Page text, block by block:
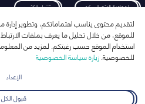
لمعاودة الاتصال بكم تنزيل الكتيب
انضم إلى قائمة مراسلاتنا
لتقديم محتوى يناسب اهتماماتكم، وتطوير إدارة
للموقع، من خلال تحليل ما يعرف بملفات
استخدام الموقع حسب رغبتكم. لمزيد من
للخصوصية.زيارة سياسة الخصوصية
الإعداد
قبول الكل